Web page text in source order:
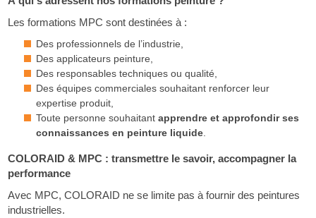
Les formations MPC sont destinées à :
Des professionnels de l’industrie,
Des applicateurs peinture,
Des responsables techniques ou qualité,
Des équipes commerciales souhaitant renforcer leur
expertise produit,
Toute personne souhaitantapprendre et approfondir ses
connaissances en peinture liquide
COLORAID & MPC : transmettre le savoir, accompagner la
performance
Avec MPC, COLORAID ne se limite pas à fournir des peintures
industrielles.